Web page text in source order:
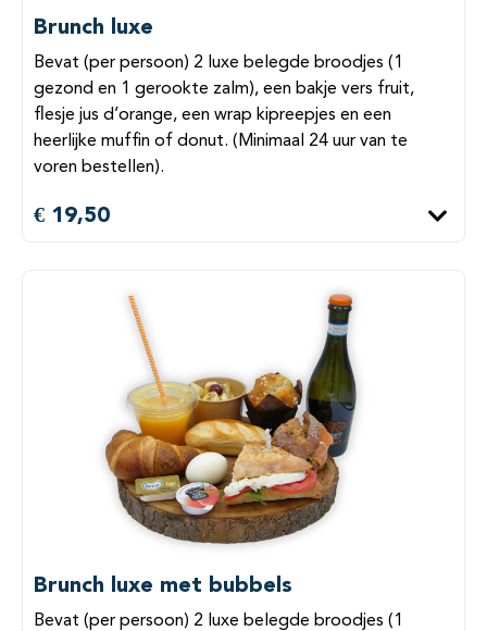
Brunch luxe
Bevat (per persoon) 2 luxe belegde broodjes (1
gezond en 1 gerookte zalm), een bakje vers fruit,
flesje jus d’orange, een wrap kipreepjes en een
heerlijke muffin of donut. (Minimaal 24 uur van te
voren bestellen).
€ 19,50
Brunch luxe met bubbels
Bevat (per persoon) 2 luxe belegde broodjes (1